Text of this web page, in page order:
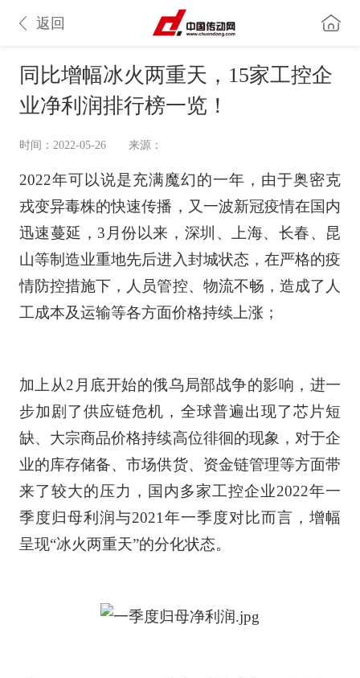
返回
同比增幅冰火两重天，15家工控企
业净利润排行榜一览！
时间：2022-05-26 来源：
2022年可以说是充满魔幻的一年，由于奥密克
戎变异毒株的快速传播，又一波新冠疫情在国内
迅速蔓延，3月份以来，深圳、上海、长春、昆
山等制造业重地先后进入封城状态，在严格的疫
情防控措施下，人员管控、物流不畅，造成了人
工成本及运输等各方面价格持续上涨；
加上从2月底开始的俄乌局部战争的影响，进一
步加剧了供应链危机，全球普遍出现了芯片短
缺、大宗商品价格持续高位徘徊的现象，对于企
业的库存储备、市场供货、资金链管理等方面带
来了较大的压力，国内多家工控企业2022年一
季度归母利润与2021年一季度对比而言，增幅
呈现“冰火两重天”的分化状态。